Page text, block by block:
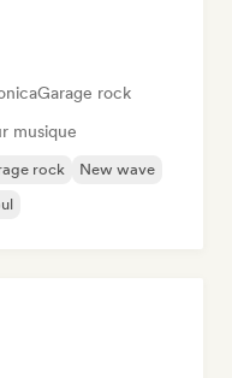
Garage rock
musique
rock
New wave